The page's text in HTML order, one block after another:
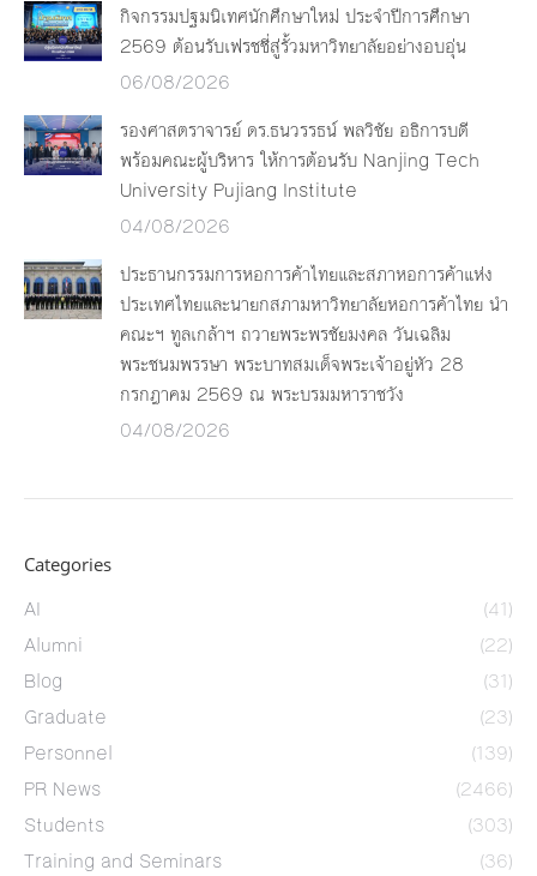
กิจกรรมปฐมนิเทศนักศึกษาใหม่ ประจำปีการศึกษา
2569 ต้อนรับเฟรชชี่สู่รั้วมหาวิทยาลัยอย่างอบอุ่น
06/08/2026
รองศาสตราจารย์ ดร.ธนวรรธน์ พลวิชัย อธิการบดี
พร้อมคณะผู้บริหาร ให้การต้อนรับ Nanjing Tech
University Pujiang Institute
04/08/2026
ประธานกรรมการหอการค้าไทยและสภาหอการค้าแห่ง
ประเทศไทยและนายกสภามหาวิทยาลัยหอการค้าไทย นำ
คณะฯ ทูลเกล้าฯ ถวายพระพรชัยมงคล วันเฉลิม
พระชนมพรรษา พระบาทสมเด็จพระเจ้าอยู่หัว 28
กรกฎาคม 2569 ณ พระบรมมหาราชวัง
04/08/2026
Categories
AI
(41)
Alumni
(22)
Blog
(31)
Graduate
(23)
Personnel
(139)
PR News
(2466)
Students
(303)
Training and Seminars
(36)